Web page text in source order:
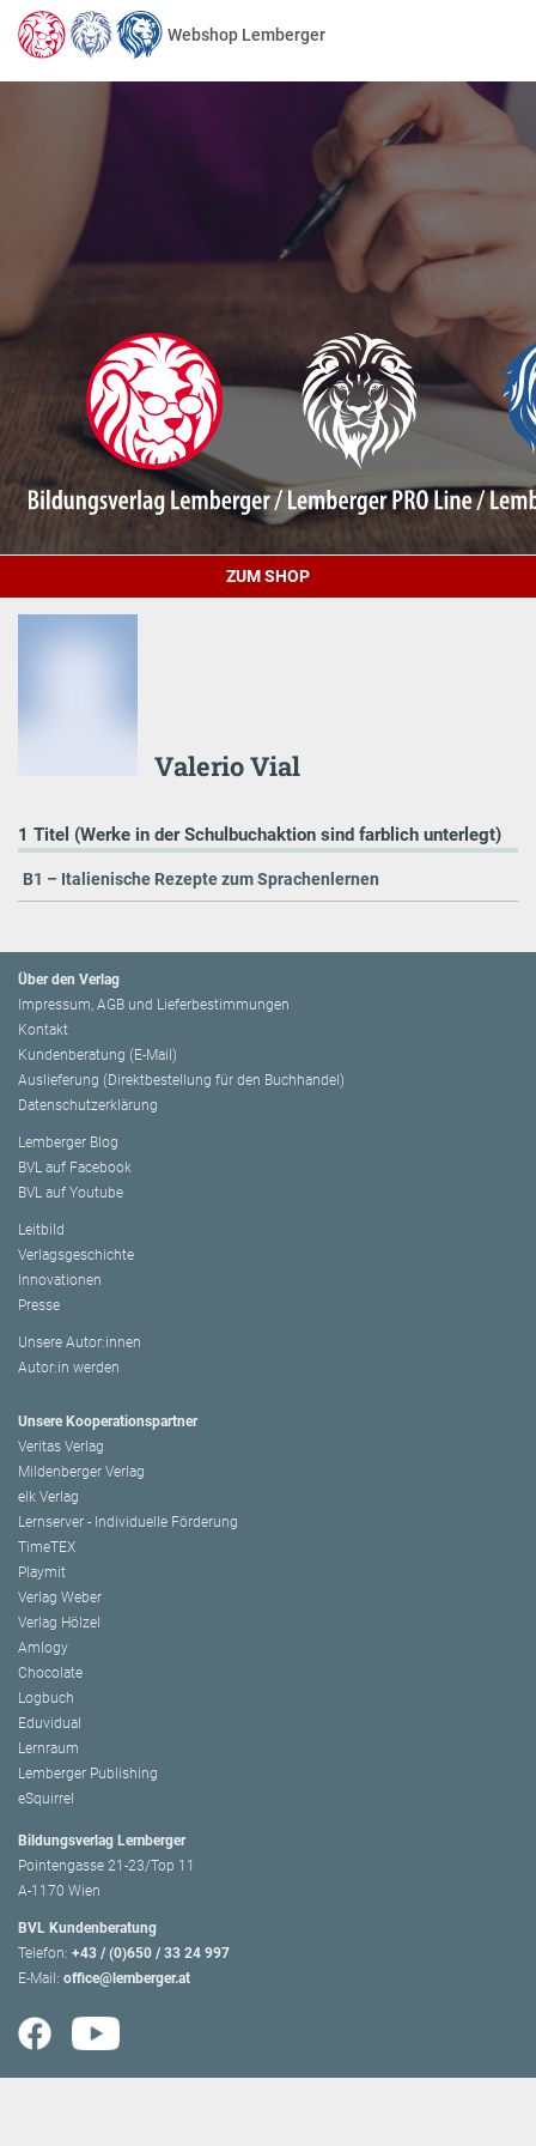
Webshop Lemberger
ZUM SHOP
Valerio Vial
1 Titel (Werke in der Schulbuchaktion sind farblich unterlegt)
B1 – Italienische Rezepte zum Sprachenlernen
Über den Verlag
Impressum, AGB und Lieferbestimmungen
Kontakt
Kundenberatung (E-Mail)
Auslieferung (Direktbestellung für den Buchhandel)
Datenschutzerklärung
Lemberger Blog
BVL auf Facebook
BVL auf Youtube
Leitbild
Verlagsgeschichte
Innovationen
Presse
Unsere Autor:innen
Autor:in werden
Unsere Kooperationspartner
Veritas Verlag
Mildenberger Verlag
elk Verlag
Lernserver - Individuelle Förderung
TimeTEX
Playmit
Verlag Weber
Verlag Hölzel
Amlogy
Chocolate
Logbuch
Eduvidual
Lernraum
Lemberger Publishing
eSquirrel
Bildungsverlag Lemberger
Pointengasse 21-23/Top 11
A-1170 Wien
BVL Kundenberatung
Telefon: +43 / (0)650 / 33 24 997
E-Mail: office@lemberger.at